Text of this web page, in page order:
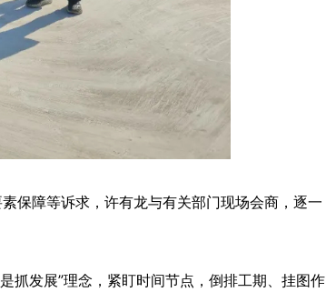
保障等诉求，许有龙与有关部门现场会商，逐一
抓发展”理念，紧盯时间节点，倒排工期、挂图作